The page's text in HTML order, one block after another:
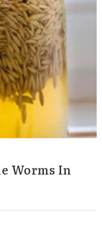
Worms In